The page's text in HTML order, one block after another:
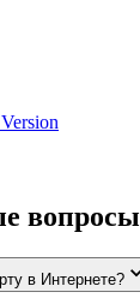
вопросы
в Интернете?